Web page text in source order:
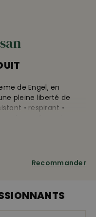
de Engel, en
pleine liberté de
• respirant •
de travail • deux
zippées • deux
Recommander